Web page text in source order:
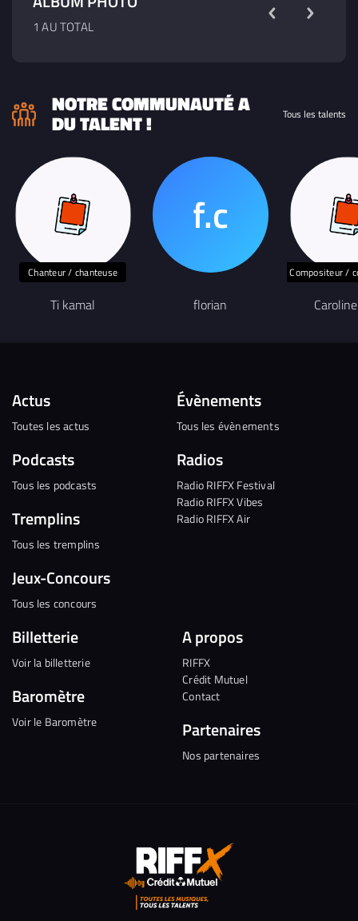
1 AU TOTAL
NOTRE COMMUNAUTÉ A
DU TALENT ! Tous les talents
Chanteur / chanteuse
Ti kamal florian
Compositeur /
Actus
Toutes les actus
Podcasts
Tous les podcasts
Tremplins
Tous les tremplins
Jeux-Concours
Tous les concours
Évènements
Tous les évènements
Radios
Radio RIFFX Festival
Radio RIFFX Vibes
Radio RIFFX Air
Billetterie
Voir la billetterie
Baromètre
Voir le Baromètre
A propos
RIFFX
Crédit Mutuel
Contact
Partenaires
Nos partenaires